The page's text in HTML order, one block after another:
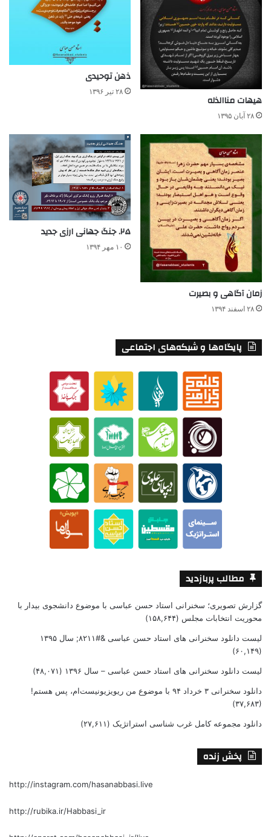
هیهات مناالذله
۲۸ آبان ۱۳۹۵
ذهن توحیدی
۲۸ تیر ۱۳۹۶
زمان آگاهی و بصیرت
۲۸ اسفند ۱۳۹۴
۲۵. جنگ جهانی ارزی جدید
۱۰ مهر ۱۳۹۴
پایگاه‌ها و شبکه‌های اجتماعی
مطالب پربازدید
گزارش تصویری؛ سخنرانی استاد حسن عباسی با موضوع دانشجوی بیدار با
محوریت انتخابات مجلس (۱۵۸,۶۴۴)
لیست دانلود سخنرانی های استاد حسن عباسی &#۸۲۱۱; سال ۱۳۹۵
(۶۰,۱۴۹)
لیست دانلود سخنرانی های استاد حسن عباسی – سال ۱۳۹۶ (۴۸,۰۷۱)
دانلود سخنرانی ۳ خرداد ۹۴ با موضوع من ریویزیونیست‌ام، پس هستم!
(۳۷,۶۸۳)
دانلود مجموعه کامل غرب شناسی استراتژیک (۲۷,۶۱۱)
پخش زنده
http://instagram.com/hasanabbasi.live
http://rubika.ir/Habbasi_ir